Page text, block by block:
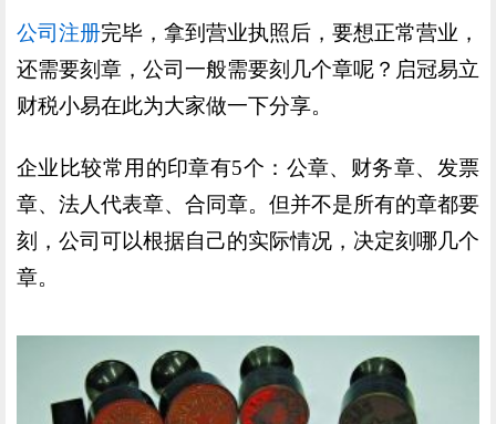
公司注册完毕，拿到营业执照后，要想正常营业，
还需要刻章，公司一般需要刻几个章呢？启冠易立
财税小易在此为大家做一下分享。
企业比较常用的印章有5个：公章、财务章、发票
章、法人代表章、合同章。但并不是所有的章都要
刻，公司可以根据自己的实际情况，决定刻哪几个
章。